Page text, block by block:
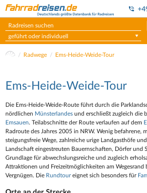
geführt oder individuell
Radwege Ems-Heide-Weide-Tour
Ems-Heide-Weide-Tour
Die Ems-Heide-Weide-Route führt durch die
nördlichen Münsterlandes und erschließt zugleich die
Emsauen. Teilabschnitte der Route verlaufen auf dem
Radroute des Jahres 2005 in NRW. Wenig befahrene,
steigungsfreie Wege, zahlreiche urige Landgasthöfe
Landschaft eingestreuten Bauernschaften, Dörfer und
Grundlage für abwechslungsreiche und zugleich
Attraktionen und Freizeitmöglichkeiten am Wegesrand
Vergnügen. Die Rundtoureignet sich besonders für